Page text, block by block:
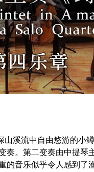
山溪流中自由悠游的小
奏。第二变奏由中提琴
的音乐似乎令人感到了